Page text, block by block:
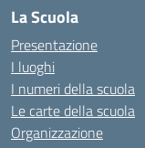
La Scuola
Presentazione
I luoghi
I numeri della scuola
Le carte della scuola
Organizzazione